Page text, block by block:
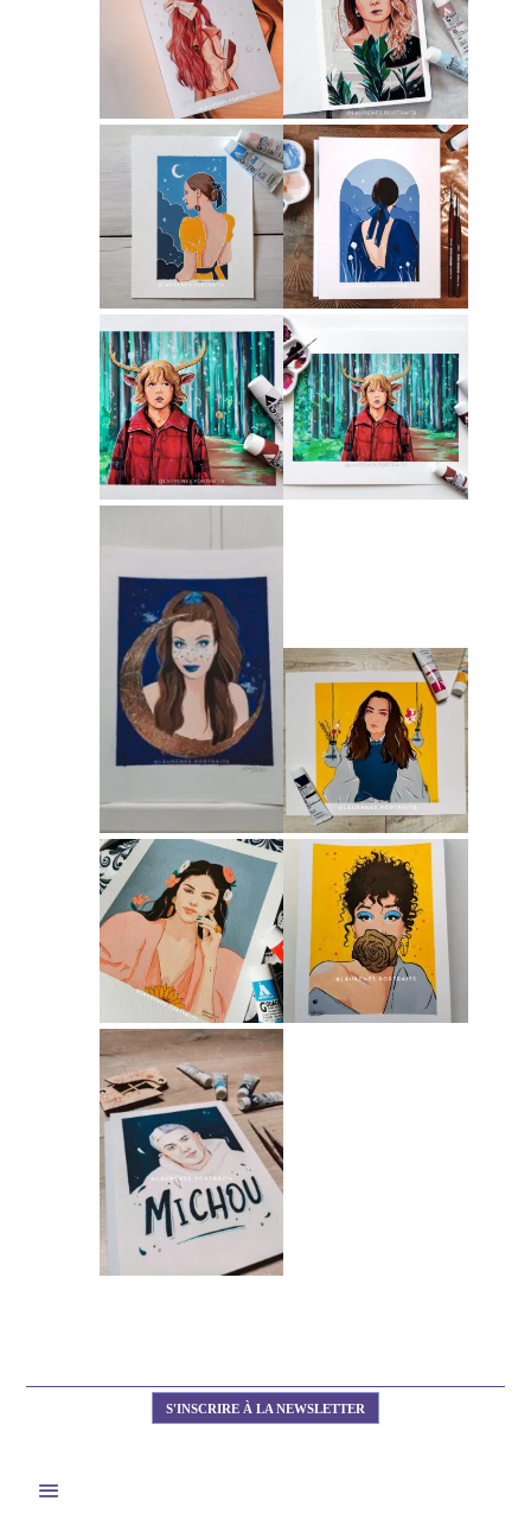
S'INSCRIRE À LA NEWSLETTER